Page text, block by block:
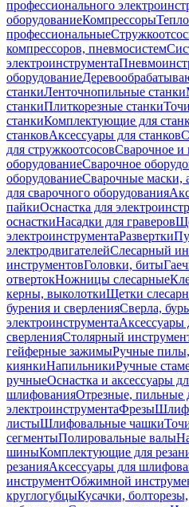
профессионального
оборудованиеКомпрессоры
профессиональные
компрессоров, пневмосистем
электроинструмента
оборудование
станкиЛенточнопильные станки
станкиПлиткорезные станки
станкиКомплектующие для
станковАксессуары для станков
для стружкоотсосовСварочное и
оборудованиеСварочное
оборудованиеСварочные маски,
для сварочного оборудования
пайкиОснастка для
оснасткиНасадки для граверов
электроинструментаРазвертки
электродвигателейСлесарный
инструментовГоловки, биты
отвертокНожницы слесарные
керны, выколоткиЩетки
бурения и сверленияСверла,
электроинструментаАксессуары
сверленияСтолярный
гейферные зажимыРучные
киянкиНапильникиРучные
ручныеОснастка и аксессуары
шлифованияОтрезные, пильные
электроинструментаФрезы
листыШлифовальные чашки
сегментыПолировальные валы
шиныКомплектующие для
резанияАксессуары для
инструментОбжимной
круглогубцыКусачки, болторезы,